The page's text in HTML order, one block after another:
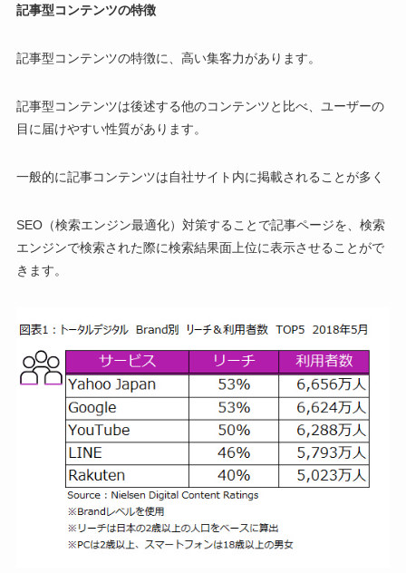
記事型コンテンツの特徴
記事型コンテンツの特徴に、高い集客力があります。
記事型コンテンツは後述する他のコンテンツと比べ、ユーザーの
目に届けやすい性質があります。
一般的に記事コンテンツは自社サイト内に掲載されることが多く
SEO（検索エンジン最適化）対策することで記事ページを、検索
エンジンで検索された際に検索結果面上位に表示させることがで
きます。